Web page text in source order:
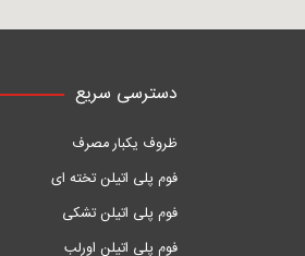
دسترسی سریع
ظروف یکبار مصرف
فوم پلی اتیلن تخته ای
فوم پلی اتیلن تشکی
فوم پلی اتیلن اورلب